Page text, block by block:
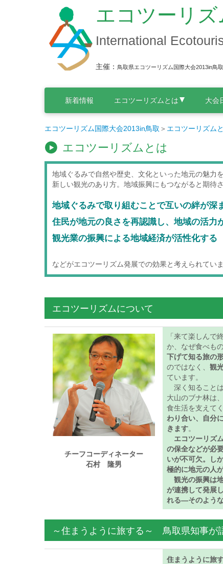
エコツーリ
International
主催： 鳥取県エコツーリズム国際大会2013in鳥
新着情報 エコツーリズムとは 大会
エコツーリズム国際大会2013in鳥取 ＞ エコツーリズム
エコツーリズムとは
地域ぐるみで自然や歴史、文化といった地元の魅力
新しい観光のあり方。地域振興にもつながると期待
地域ぐるみで取り組むことで互いの絆が深
住民が地元の良さを再認識し、地域の活力
観光業の振興による地域経済が活性化する
などがエコツーリズム発展での効果と考えられていま
エコツーリズムについて
チーフコーディネーター
石村 隆男
「来て楽しんで
か、なぜ食べも
下げて知る旅の
のではなく、 観
ています。
深く知ること
大山のブナ林は
食生活を支えて
わり合い、自分
きます。
エコツーリズ
の保全などが必
いが不可欠。し
極的に地元の人
観光の振興は
が連携して発展
れる―そのよう
～住まうように旅する～ 鳥取県知事が
住まうように旅